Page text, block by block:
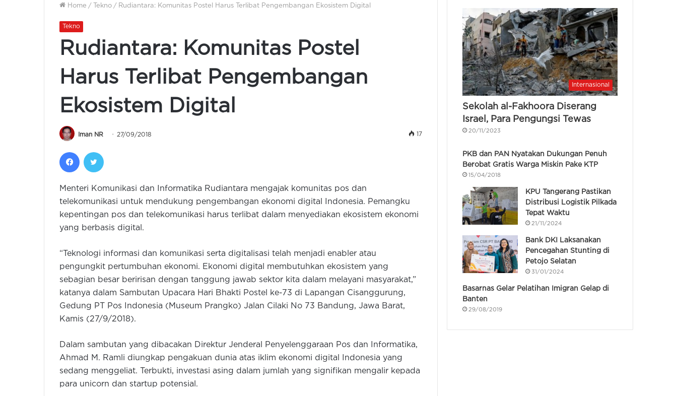
Home / Tekno / Rudiantara: Komunitas Postel Harus Terlibat Pengembangan Ekosistem Digital
Tekno
Rudiantara: Komunitas Postel
Harus Terlibat Pengembangan
Ekosistem Digital
Iman NR 27/09/2018 17
Facebook
Menteri Komunikasi dan Informatika Rudiantara mengajak komunitas pos dan
telekomunikasi untuk mendukung pengembangan ekonomi digital Indonesia. Pemangku
kepentingan pos dan telekomunikasi harus terlibat dalam menyediakan ekosistem ekonomi
yang berbasis digital.
“Teknologi informasi dan komunikasi serta digitalisasi telah menjadi enabler atau
pengungkit pertumbuhan ekonomi. Ekonomi digital membutuhkan ekosistem yang
sebagian besar beririsan dengan tanggung jawab sektor kita dalam melayani masyarakat,”
katanya dalam Sambutan Upacara Hari Bhakti Postel ke-73 di Lapangan Cisanggurung,
Gedung PT Pos Indonesia (Museum Prangko) Jalan Cilaki No 73 Bandung, Jawa Barat,
Kamis (27/9/2018).
Dalam sambutan yang dibacakan Direktur Jenderal Penyelenggaraan Pos dan Informatika,
Ahmad M. Ramli diungkap pengakuan dunia atas iklim ekonomi digital Indonesia yang
sedang menggeliat. Terbukti, investasi asing dalam jumlah yang signifikan mengalir kepada
para unicorn dan startup potensial.
Internasional
Sekolah al-Fakhoora Diserang
Israel, Para Pengungsi Tewas
20/11/2023
PKB dan PAN Nyatakan Dukungan Penuh
Berobat Gratis Warga Miskin Pake KTP
15/04/2018
KPU Tangerang Pastikan
Distribusi Logistik Pilkada
Tepat Waktu
21/11/2024
Bank DKI Laksanakan
Pencegahan Stunting di
Petojo Selatan
31/01/2024
Basarnas Gelar Pelatihan Imigran Gelap di
Banten
29/08/2019